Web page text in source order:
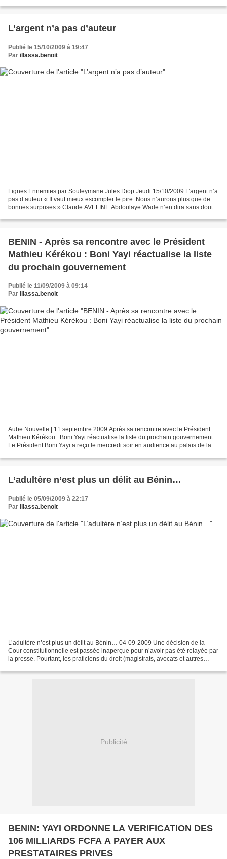
L’argent n’a pas d’auteur
Publié le 15/10/2009 à 19:47
Par illassa.benoit
Lignes Ennemies par Souleymane Jules Diop Jeudi 15/10/2009 L’argent n’a
pas d’auteur « Il vaut mieux escompter le pire. Nous n’aurons plus que de
bonnes surprises » Claude AVELINE Abdoulaye Wade n’en dira sans doute
BENIN - Après sa rencontre avec le Président
Mathieu Kérékou : Boni Yayi réactualise la liste
du prochain gouvernement
Publié le 11/09/2009 à 09:14
Par illassa.benoit
Aube Nouvelle | 11 septembre 2009 Après sa rencontre avec le Président
Mathieu Kérékou : Boni Yayi réactualise la liste du prochain gouvernement
Le Président Boni Yayi a reçu le mercredi soir en audience au palais de la
L’adultère n’est plus un délit au Bénin…
Publié le 05/09/2009 à 22:17
Par illassa.benoit
L’adultère n’est plus un délit au Bénin… 04-09-2009 Une décision de la
Cour constitutionnelle est passée inaperçue pour n’avoir pas été relayée par
la presse. Pourtant, les praticiens du droit (magistrats, avocats et autres
Publicité
BENIN: YAYI ORDONNE LA VERIFICATION DES
106 MILLIARDS FCFA A PAYER AUX
PRESTATAIRES PRIVES